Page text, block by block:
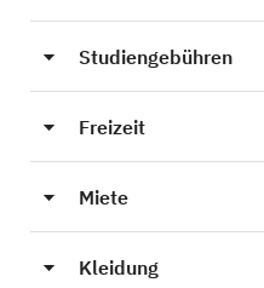
Studiengebühren
Freizeit
Miete
Kleidung